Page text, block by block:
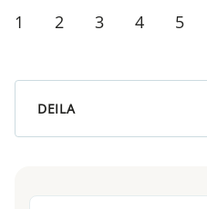
1 2 3 4 5
DEILA